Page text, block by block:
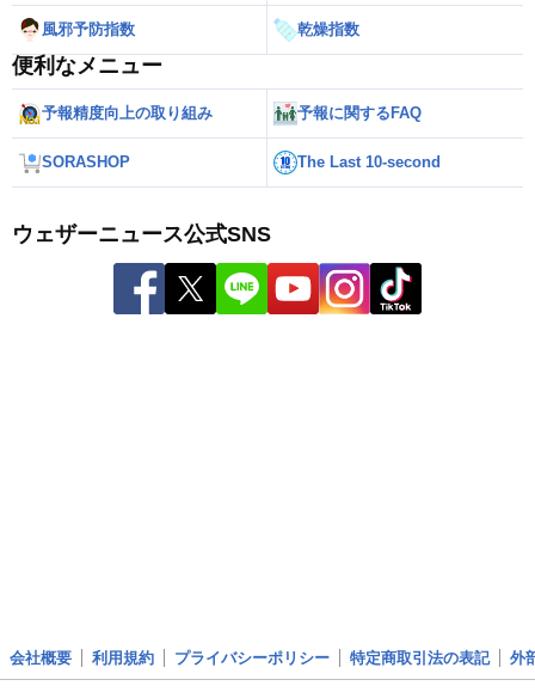
風邪予防指数 乾燥指数
便利なメニュー
予報精度向上の取り組み 予報に関するFAQ
SORASHOP The Last 10-second
ウェザーニュース公式SNS
会社概要 利用規約 プライバシーポリシー 特定商取引法の表記 外